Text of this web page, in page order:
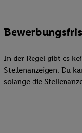
In der Regel gibt es
Stellenanzeigen. Du
solange die